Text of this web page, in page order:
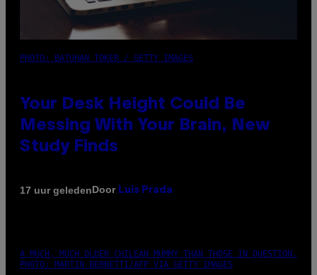
PHOTO: BATUHAN TOKER / GETTY IMAGES
Your Desk Height Could Be
Messing With Your Brain, New
Study Finds
17 uur geledenDoor Luis Prada
A MUCH, MUCH OLDER CHILEAN MUMMY THAN THOSE IN QUESTION.
PHOTO: MARTIN BERNETTI/AFP VIA GETTY IMAGES